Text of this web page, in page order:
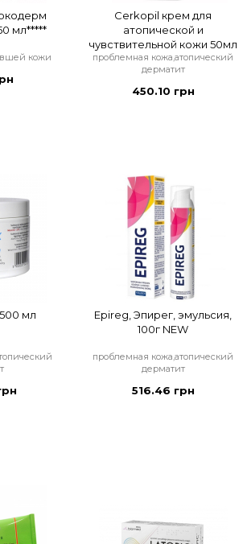
мл*****
кожи
Cerkopil крем для
атопической и
чувствительной кожи 50мл
проблемная кожа,атопический
дерматит
450.10 грн
мл
Epireg, Эпирег, эмульсия,
100г NEW
проблемная кожа,атопический
дерматит
516.46 грн